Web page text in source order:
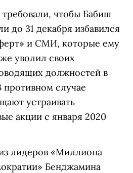
чтобы Бабиш
до 31 декабря избавился
и СМИ, которые ему
уволил своих
должностей в
противном случае
устраивать
акции с января 2020
лидеров «Миллиона
Бенджамина